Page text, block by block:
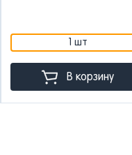
1 шт
В корзину